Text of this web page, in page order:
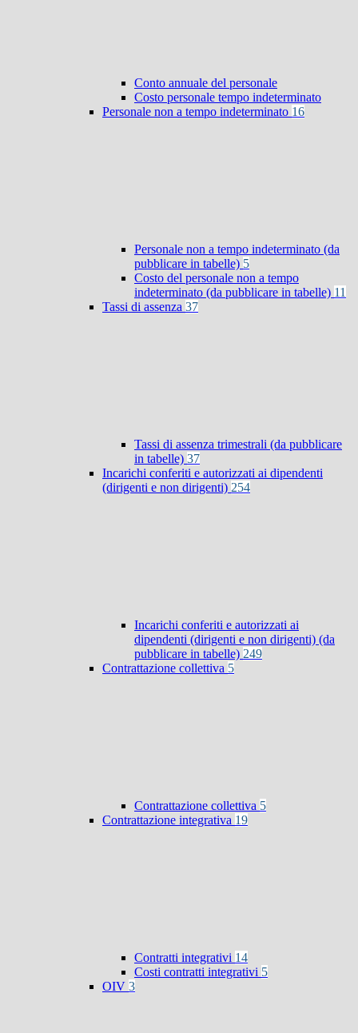
Conto annuale del personale
Costo personale tempo indeterminato
Personale non a tempo indeterminato 16
Personale non a tempo indeterminato (da
pubblicare in tabelle) 5
Costo del personale non a tempo
indeterminato (da pubblicare in tabelle) 11
Tassi di assenza 37
Tassi di assenza trimestrali (da pubblicare
in tabelle) 37
Incarichi conferiti e autorizzati ai dipendenti
(dirigenti e non dirigenti) 254
Incarichi conferiti e autorizzati ai
dipendenti (dirigenti e non dirigenti) (da
pubblicare in tabelle) 249
Contrattazione collettiva 5
Contrattazione collettiva 5
Contrattazione integrativa 19
Contratti integrativi 14
Costi contratti integrativi 5
OIV 3